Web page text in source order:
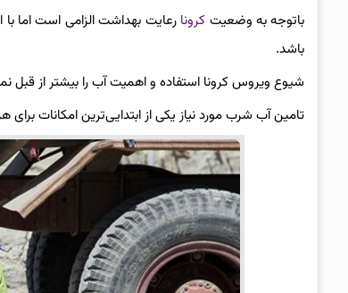
باتوجه به وضعیت کرونا رعایت بهداشت الزامی است اما
باشد.
شیوع ویروس کرونا استفاده و اهمیت آب را بیشتر از قبل
تامین آب شرب مورد نیاز یکی از ابتدایی‌ترین امکانات